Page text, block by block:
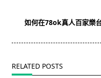
reader-
text">Page</span>
如何在78ok真人百家樂
RELATED POSTS